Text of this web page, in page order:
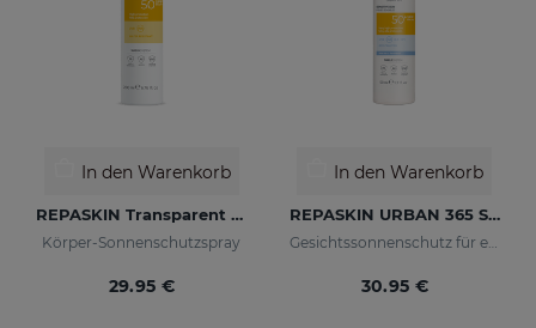
In den Warenkorb
REPASKIN Transparent Spray LSF50
Körper-Sonnenschutzspray
29.95 €
In den Warenkorb
REPASKIN URBAN 365 Sensitive LSF50+
Gesichtssonnenschutz für empfindliche Haut
30.95 €